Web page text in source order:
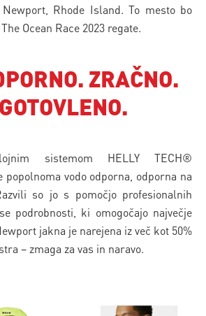
Rhode Island. To mesto bo
Ocean Race 2023 regate.
ZRAČNO.
sistemom HELLY TECH®
popolnoma vodo odporna, odporna na
so jo s pomočjo profesionalnih
podrobnosti, ki omogočajo največje
jakna je narejena iz več kot 50%
– zmaga za vas in naravo.